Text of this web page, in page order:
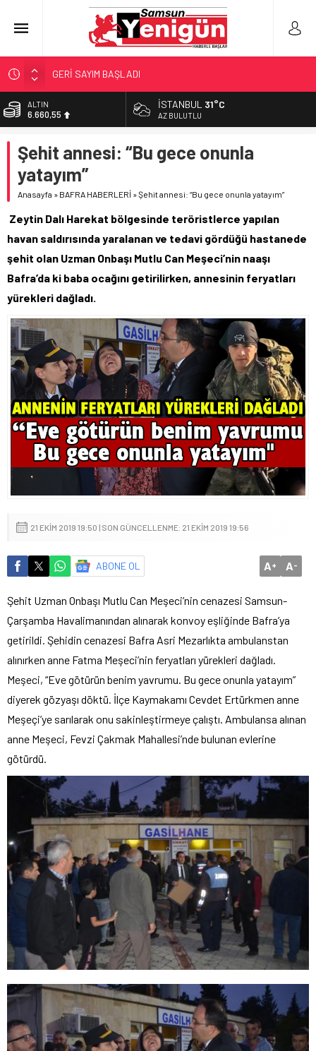
GERİ SAYIM BAŞLADI
SAMSUNSPOR’DA HEDEF 5’İNCİLİK!
‘BAFRA’YA YATIRIM YAPIN!’
YÖNETİCİ SEÇERKEN YAPILAN EN BÜYÜK HATALAR
ALTIN
6.660,55
13.779,39
DOLAR
47,7111
55,1881
İSTANBUL 31°C
AZ BULUTLU
Şehit annesi: “Bu gece onunla
yatayım”
Anasayfa » BAFRA HABERLERİ »Şehit annesi: “Bu gece onunla yatayım”
Zeytin Dalı Harekat bölgesinde teröristlerce yapılan
havan saldırısında yaralanan ve tedavi gördüğü hastanede
şehit olan Uzman Onbaşı Mutlu Can Meşeci’nin naaşı
Bafra’da ki baba ocağını getirilirken, annesinin feryatları
yürekleri dağladı.
21 EKIM 2019 19:50 | SON GÜNCELLENME: 21 EKIM 2019 19:56
ABONE OL A+ A-
Şehit Uzman Onbaşı Mutlu Can Meşeci’nin cenazesi Samsun-
Çarşamba Havalimanından alınarak konvoy eşliğinde Bafra’ya
getirildi. Şehidin cenazesi Bafra Asri Mezarlıkta ambulanstan
alınırken anne Fatma Meşeci’nin feryatları yürekleri dağladı.
Meşeci, “Eve götürün benim yavrumu. Bu gece onunla yatayım”
diyerek gözyaşı döktü. İlçe Kaymakamı Cevdet Ertürkmen anne
Meşeçi’ye sarılarak onu sakinleştirmeye çalıştı. Ambulansa alınan
anne Meşeci, Fevzi Çakmak Mahallesi’nde bulunan evlerine
götürdü.